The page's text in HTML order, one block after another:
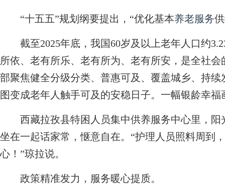
“十五五”规划纲要提出，“优化基本养老服务
截至2025年底，我国60岁及以上老年人口约
所依、老有所乐、老有所为、老有所安，是全社
部聚焦健全分级分类、普惠可及、覆盖城乡、持
图变成老年人触手可及的安稳日子。一幅银龄幸福
西藏拉孜县特困人员集中供养服务中心里，阳
坐在一起话家常，惬意自在。“护理人员照料周到
心！”琼拉说。
政策精准发力，服务暖心提质。